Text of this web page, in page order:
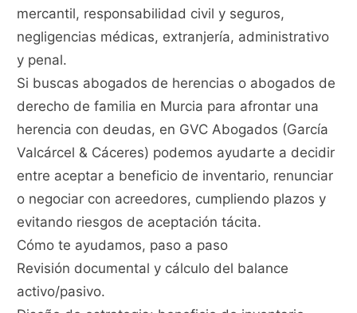
mercantil, responsabilidad civil y seguros,
negligencias médicas, extranjería, administrativo
y penal.
Si buscas abogados de herencias o abogados de
derecho de familia en Murcia para afrontar una
herencia con deudas, en GVC Abogados (García
Valcárcel & Cáceres) podemos ayudarte a decidir
entre aceptar a beneficio de inventario, renunciar
o negociar con acreedores, cumpliendo plazos y
evitando riesgos de aceptación tácita.
Cómo te ayudamos, paso a paso
Revisión documental y cálculo del balance
activo/pasivo.